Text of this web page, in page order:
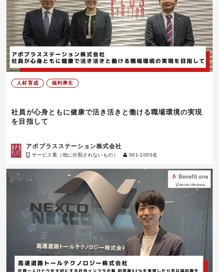
人材育成 福利厚生
社員が心身ともに健康で活き活きと働ける職場環境の実現
を目指して
アポプラスステーション株式会社
サービス業（他に分類されないもの） 501-1000名